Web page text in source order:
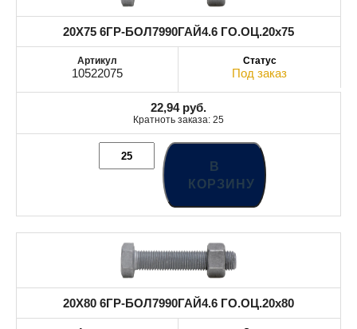
20X75 6ГР-БОЛ7990ГАЙ4.6 ГО.ОЦ.20x75
10522075 Под заказ
22,94 руб.
Кратноть заказа: 25
В
КОРЗИНУ
20X80 6ГР-БОЛ7990ГАЙ4.6 ГО.ОЦ.20x80